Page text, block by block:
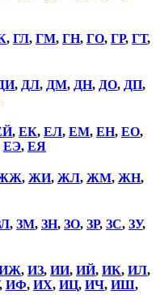
, ГЛ, ГМ, ГН, ГО, ГР, ГТ,
, ДЛ, ДМ, ДН, ДО, ДП,
, ЕК, ЕЛ, ЕМ, ЕН, ЕО,
ЕЭ, ЕЯ
, ЖИ, ЖЛ, ЖМ, ЖН,
, ЗМ, ЗН, ЗО, ЗР, ЗС, ЗУ,
, ИЗ, ИИ, ИЙ, ИК, ИЛ,
, ИФ, ИХ, ИЦ, ИЧ, ИШ,